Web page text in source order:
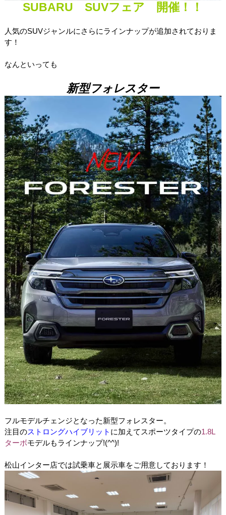
SUBARU SUVフェア 開催！！
人気のSUVジャンルにさらにラインナップが追加されておりま
す！
なんといっても
新型フォレスター
フルモデルチェンジとなった新型フォレスター。
注目のストロングハイブリット に加えてスポーツタイプの1.8L
ターボモデルもラインナップ!(^^)!
松山インター店では試乗車と展示車をご用意しております！